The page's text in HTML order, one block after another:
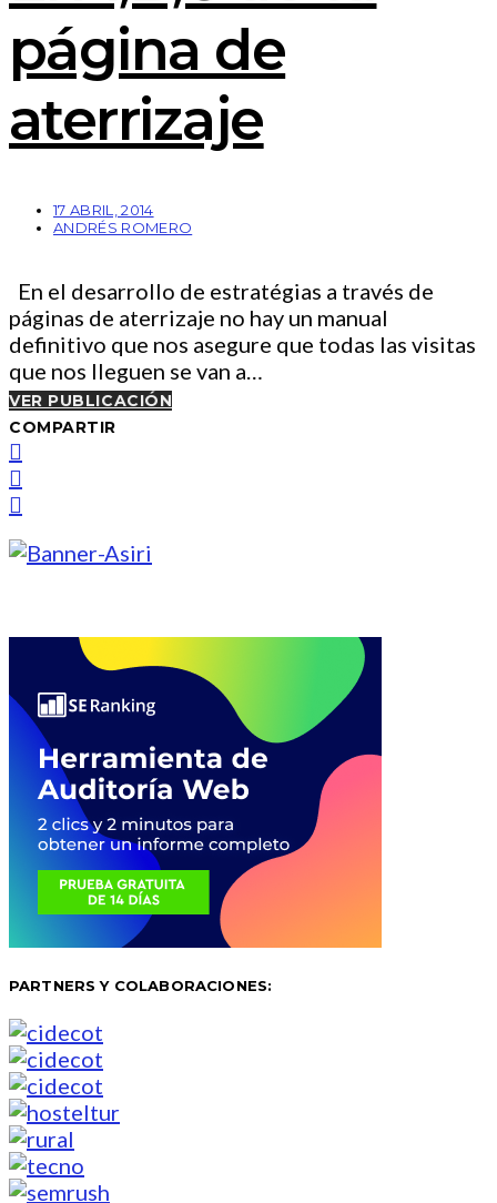
página de
aterrizaje
17 ABRIL, 2014
ANDRÉS ROMERO
En el desarrollo de estratégias a través de
páginas de aterrizaje no hay un manual
definitivo que nos asegure que todas las visitas
que nos lleguen se van a…
VER PUBLICACIÓN
COMPARTIR
PARTNERS Y COLABORACIONES: